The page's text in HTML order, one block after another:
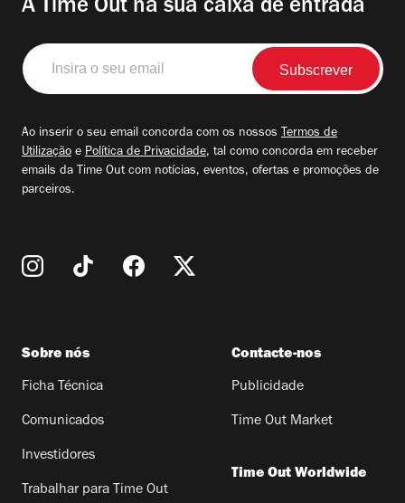
A Time Out na sua caixa de entrada
Insira
o
seu
Ao inserir o seu email concorda com os nossos Termos de
Utilização e Política de Privacidade, tal como concorda em receber
emails da Time Out com notícias, eventos, ofertas e promoções de
parceiros.
Sobre nós
Ficha Técnica
Comunicados
Investidores
Trabalhar para Time Out
Contacte-nos
Publicidade
Time Out Market
Time Out Worldwide